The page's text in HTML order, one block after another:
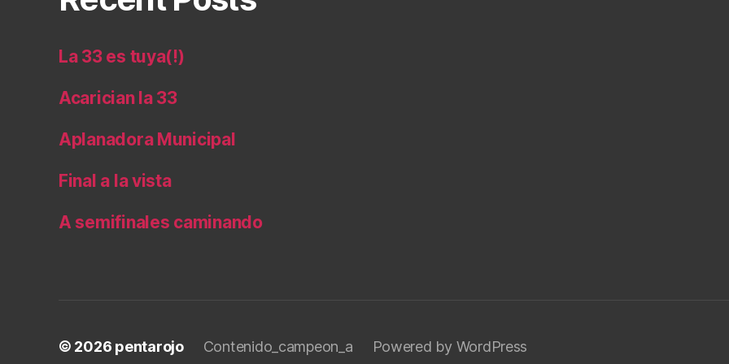
La 33 es tuya(!)
Acarician la 33
Aplanadora Municipal
Final a la vista
A semifinales caminando
© 2026 pentarojo Contenido_campeon_a Powered by WordPress